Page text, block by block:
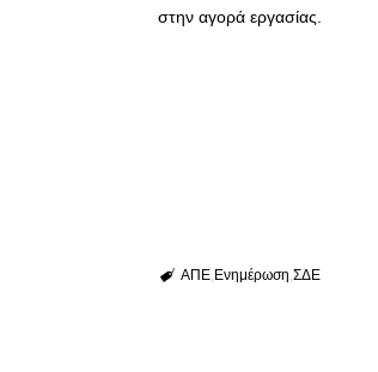
στην αγορά εργασίας.
ΑΠΕ Ενημέρωση ΣΔΕ